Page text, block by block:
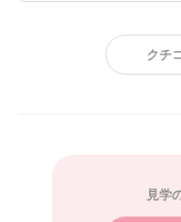
気をつける点として、
などはもし変更があっ
まだ式を挙げてないの
クチ
見学